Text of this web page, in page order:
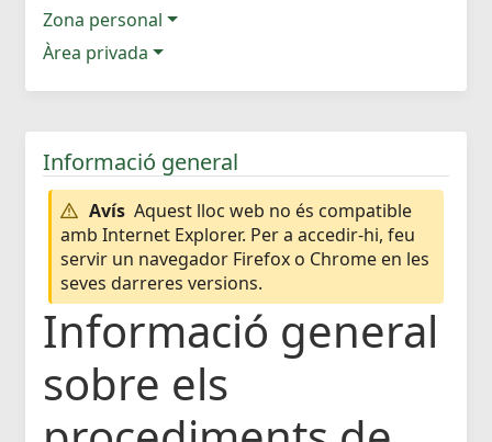
Zona personal
Àrea privada
Informació general
Avís Aquest lloc web no és compatible
amb Internet Explorer. Per a accedir-hi, feu
servir un navegador Firefox o Chrome en les
seves darreres versions.
Informació general
sobre els